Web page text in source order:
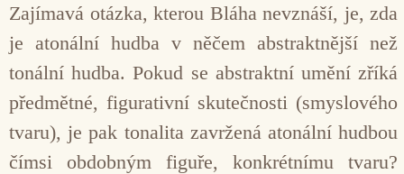
Zajímavá otázka, kterou Bláha nevznáší, je, zda
je atonální hudba v něčem abstraktnější než
tonální hudba. Pokud se abstraktní umění zříká
předmětné, figurativní skutečnosti (smyslového
tvaru), je pak tonalita zavržená atonální hudbou
čímsi obdobným figuře, konkrétnímu tvaru?